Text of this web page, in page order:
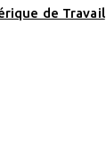
de Travail